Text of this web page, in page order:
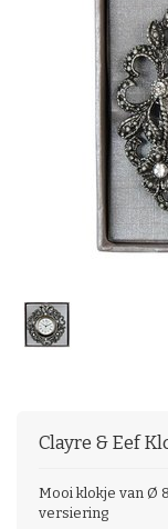
Clayre & Eef
Mooi klokje van Ø
versiering